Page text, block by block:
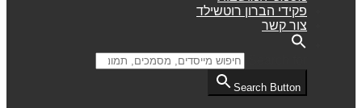
פקידי הברון רוטשילד
צור קשר
Search Button